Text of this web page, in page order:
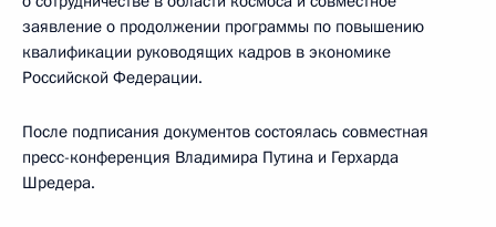
заявление о продолжении программы по повышению
квалификации руководящих кадров в экономике
Российской Федерации.
После подписания документов состоялась совместная
пресс-конференция Владимира Путина и Герхарда
Шредера.